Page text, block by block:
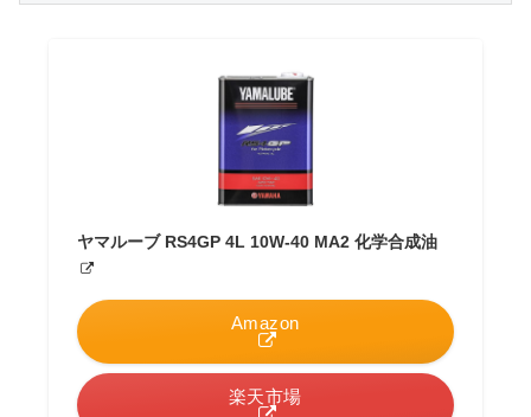
ヤマルーブ RS4GP 4L 10W-40 MA2 化学合成油
Amazon
楽天市場